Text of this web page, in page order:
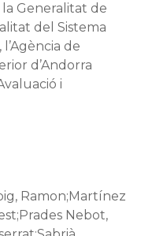
Generalitat de
del Sistema
de
d’Andorra
i
Ramon;Martínez
Nebot,